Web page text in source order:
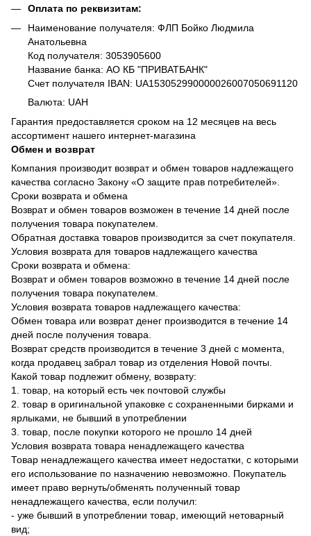
Оплата по реквизитам:
Наименование получателя: ФЛП Бойко Людмила
Анатольевна
Код получателя: 3053905600
Название банка: АО КБ "ПРИВАТБАНК"
Счет получателя IBAN: UA153052990000026007050691120
Валюта: UAH
Гарантия предоставляется сроком на 12 месяцев на весь
ассортимент нашего интернет-магазина
Обмен и возврат
Компания производит возврат и обмен товаров надлежащего
качества согласно Закону «О защите прав потребителей».
Сроки возврата и обмена
Возврат и обмен товаров возможен в течение 14 дней после
получения товара покупателем.
Обратная доставка товаров производится за счет покупателя.
Условия возврата для товаров надлежащего качества
Сроки возврата и обмена:
Возврат и обмен товаров возможно в течение 14 дней после
получения товара покупателем.
Условия возврата товаров надлежащего качества:
Обмен товара или возврат денег производится в течение 14
дней после получения товара.
Возврат средств производится в течение 3 дней с момента,
когда продавец забрал товар из отделения Новой почты.
Какой товар подлежит обмену, возврату:
1. товар, на который есть чек почтовой службы
2. товар в оригинальной упаковке с сохраненными бирками и
ярлыками, не бывший в употреблении
3. товар, после покупки которого не прошло 14 дней
Условия возврата товара ненадлежащего качества
Товар ненадлежащего качества имеет недостатки, с которыми
его использование по назначению невозможно. Покупатель
имеет право вернуть/обменять полученный товар
ненадлежащего качества, если получил:
- уже бывший в употреблении товар, имеющий нетоварный
вид;